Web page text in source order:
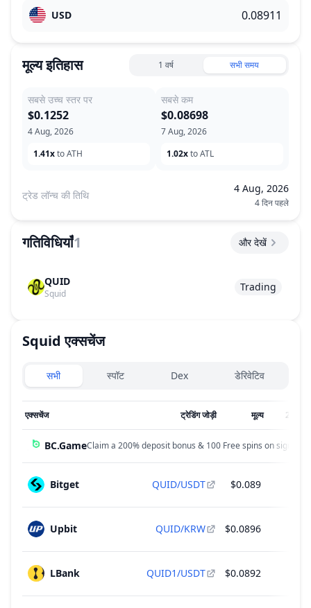
USD
मूल्य इतिहास 1 वर्ष सभी समय
सबसे उच्च स्तर पर
4 Aug, 2026
$0.1252
1.41xto ATH
सबसे कम
7 Aug, 2026
$0.08698
1.02xto ATL
ट्रेड लॉन्च की तिथि
4 Aug, 2026
4 दिन पहले
गतिविधियाँ1 और देखें
QUID
Squid
Trading
Squid एक्सचेंज
Exchanges type
सभी स्पॉट Dex डेरिवेटिव
एक्सचेंज ट्रेडिंग जोड़ी मूल्य 24 घं
BC.GameClaim a 200% deposit bonus & 100 Free spins on sign up!
Bitget QUID/USDT $0.089
Upbit QUID/KRW $0.0896
LBank QUID1/USDT $0.0892